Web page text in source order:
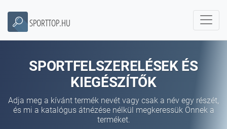
SPORTTOP.HU
SPORTFELSZERELÉSEK ÉS
KIEGÉSZÍTŐK
Adja meg a kívánt termék nevét vagy csak a név egy részét,
és mi a katalógus átnézése nélkül megkeressük Önnek a
terméket.